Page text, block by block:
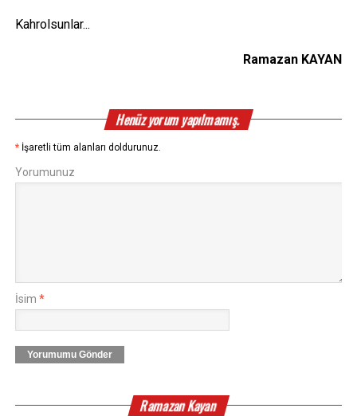
Kahrolsunlar...
Ramazan KAYAN
Henüz yorum yapılmamış.
* İşaretli tüm alanları doldurunuz.
Yorumunuz
İsim *
Yorumumu Gönder
Ramazan Kayan